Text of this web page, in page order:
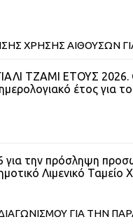
ΧΡΗΣΗΣ ΑΙΘΟΥΣΩΝ
ΤΖΑΜΙ ΕΤΟΥΣ 2026.
έτος για
την πρόσληψη
Λιμενικό Ταμείο
ΓΙΑ ΤΗΝ